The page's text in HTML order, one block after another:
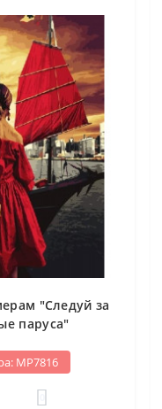
"Следуй за
паруса"
МР7816